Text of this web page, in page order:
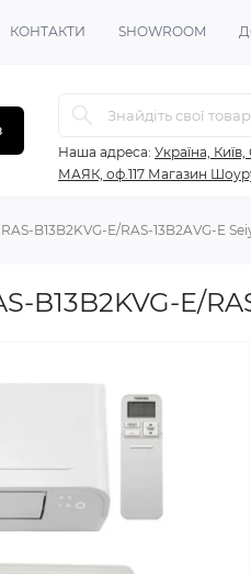
КОНТАКТИ SHOWROOM
Наша адреса: Україна,
МАЯК, оф.117 Магазин
B13B2KVG-E/RAS-13B2AVG-E
B13B2KVG-E/